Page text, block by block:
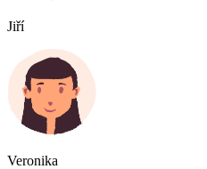
Jiří
Veronika